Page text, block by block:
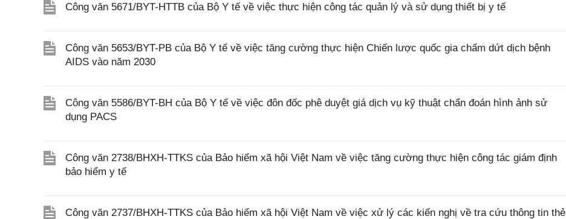
Công văn 5671/BYT-HTTB của Bộ Y tế về việc thực hiện công tác quản lý và sử dụng thiết bị y tế
Công văn 5653/BYT-PB của Bộ Y tế về việc tăng cường thực hiện Chiến lược quốc gia chấm dứt dịch bệnh
AIDS vào năm 2030
Công văn 5586/BYT-BH của Bộ Y tế về việc đôn đốc phê duyệt giá dịch vụ kỹ thuật chẩn đoán hình ảnh sử
dụng PACS
Công văn 2738/BHXH-TTKS của Bảo hiểm xã hội Việt Nam về việc tăng cường thực hiện công tác giám định
bảo hiểm y tế
Công văn 2737/BHXH-TTKS của Bảo hiểm xã hội Việt Nam về việc xử lý các kiến nghị về tra cứu thông tin thẻ